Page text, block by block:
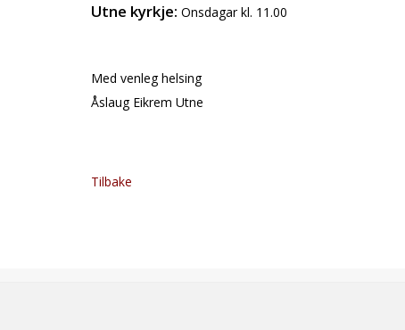
Utne kyrkje: Onsdagar kl. 11.00
Med venleg helsing
Åslaug Eikrem Utne
Tilbake